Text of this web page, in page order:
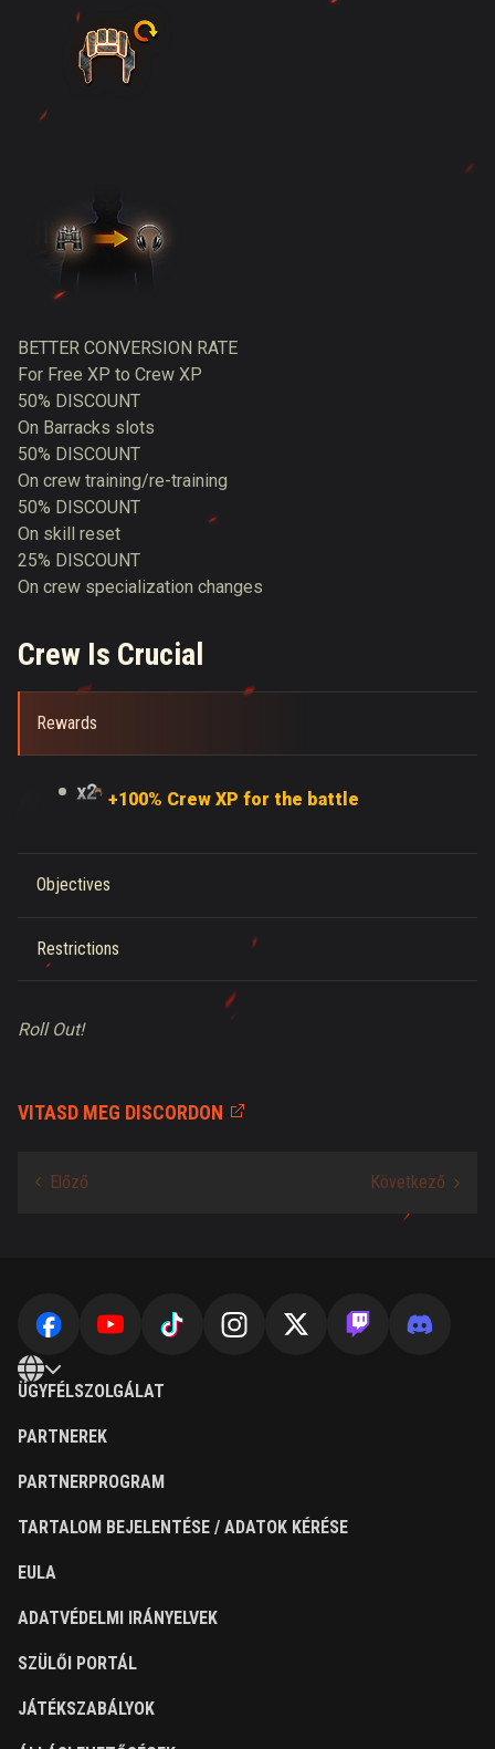
BETTER CONVERSION RATE
For Free XP to Crew XP
50% DISCOUNT
On Barracks slots
50% DISCOUNT
On crew training/re-training
50% DISCOUNT
On skill reset
25% DISCOUNT
On crew specialization changes
Crew Is Crucial
Rewards
+100% Crew XP for the battle
Objectives
Restrictions
Roll Out!
VITASD MEG DISCORDON
ÜGYFÉLSZOLGÁLAT
PARTNEREK
PARTNERPROGRAM
TARTALOM BEJELENTÉSE / ADATOK KÉRÉSE
EULA
ADATVÉDELMI IRÁNYELVEK
SZÜLŐI PORTÁL
JÁTÉKSZABÁLYOK